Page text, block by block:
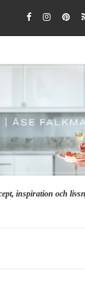
inspiration och